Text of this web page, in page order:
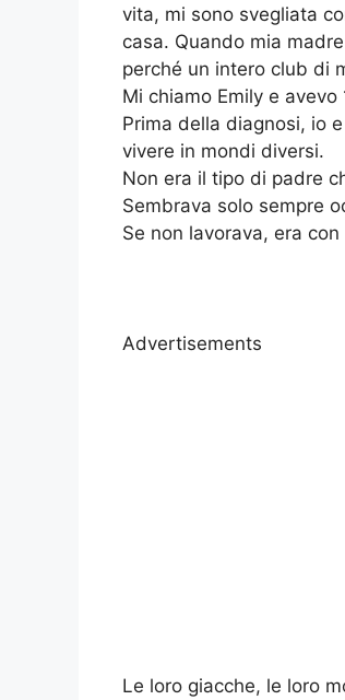
vita, mi sono svegliata
casa. Quando mia
perché un intero club di
Mi chiamo Emily e
Prima della diagnosi, io
vivere in mondi diversi.
Non era il tipo di padre
Sembrava solo sempre
Se non lavorava, era
Advertisements
Le loro giacche, le loro